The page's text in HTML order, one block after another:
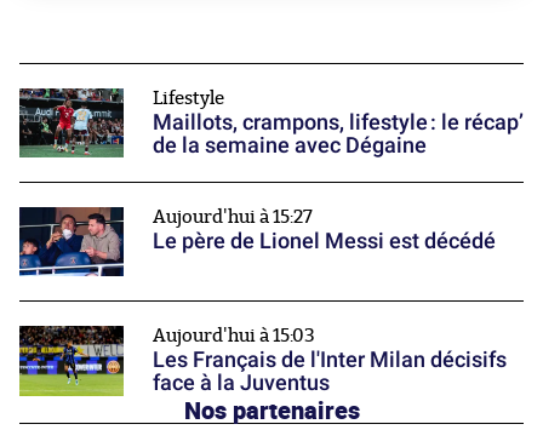
Lifestyle
Maillots, crampons, lifestyle : le récap’
de la semaine avec Dégaine
Aujourd'hui à 15:27
Le père de Lionel Messi est décédé
Aujourd'hui à 15:03
Les Français de l'Inter Milan décisifs
face à la Juventus
Nos partenaires